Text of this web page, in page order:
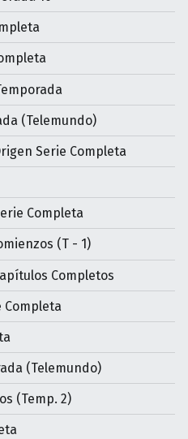
(Telemundo)
Serie Completa
Completa
(T - 1)
Completos
Completa
(Telemundo)
(Temp. 2)